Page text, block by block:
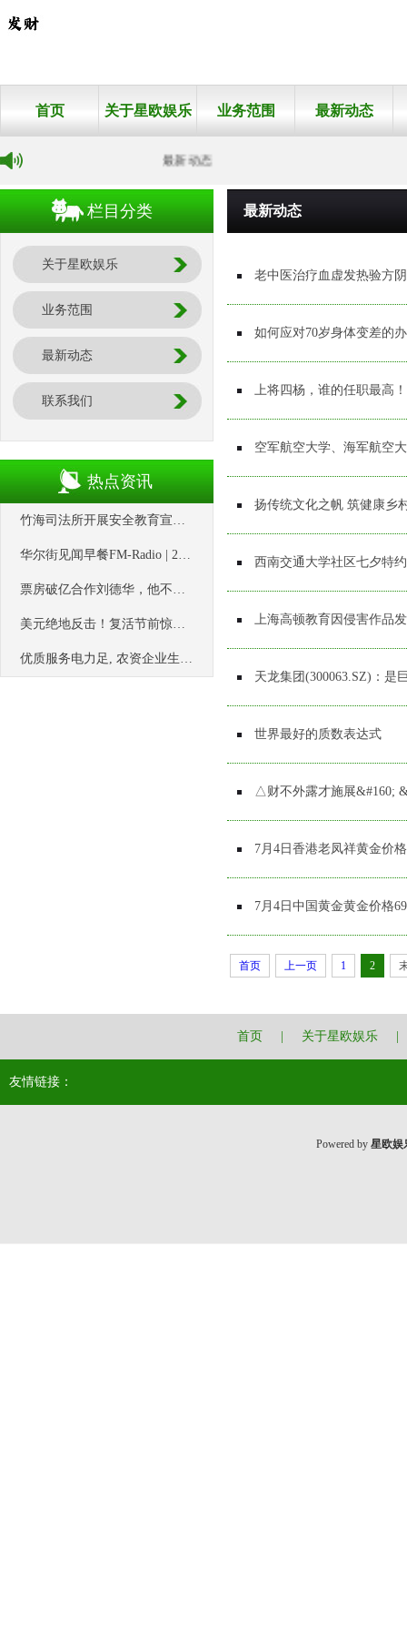
首页 关于星欧娱乐 业务范围 最新动态
最新动态
栏目分类
关于星欧娱乐
业务范围
最新动态
联系我们
热点资讯
竹海司法所开展安全教育宣讲活动_身体_趣味十足_全校
华尔街见闻早餐FM-Radio | 2025年6月21日
票房破亿合作刘德华，他不止是银幕硬汉
美元绝地反击！复活节前惊现大逆转，日元、欧元涨势遇阻
优质服务电力足, 农资企业生产旺
最新动态
老中医治疗血虚发热验方
如何应对70岁身体变差的
上将四杨，谁的任职最高
空军航空大学、海军航空
扬传统文化之帆 筑健康乡
西南交通大学社区七夕特
上海高顿教育因侵害作品
天龙集团(300063.SZ)：是
世界最好的质数表达式
△财不外露才施展&#160;
7月4日香港老凤祥黄金价
7月4日中国黄金黄金价格
首页 上一页 1 2
首页 关于星欧娱乐
友情链接：
Powered by 星欧娱